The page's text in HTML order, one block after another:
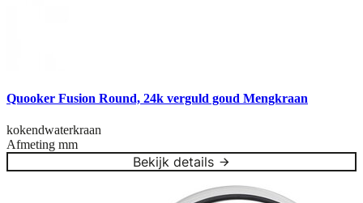
Quooker Fusion Round, 24k verguld goud Mengkraan
kokendwaterkraan
Afmeting mm
Bekijk details